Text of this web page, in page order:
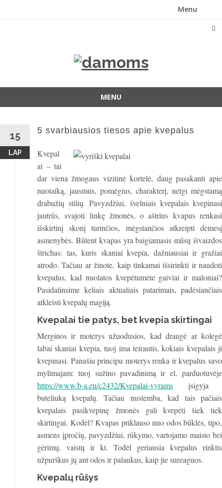
Menu
MENU
content
15
LAP
5 svarbiausios tiesos apie kvepalus
Kvepal
ai – tai
dar viena žmogaus vizitinė kortelė, daug pasakanti apie
nuotaiką, jausmus, pomėgius, charakterį, netgi mėgstamą
drabužių stilių. Pavyzdžiui, švelniais kvepalais kvepinasi
jautrūs, svajoti linkę žmonės, o aštrius kvapus renkasi
išskirtinį skonį turinčios, mėgstančios atkreipti dėmesį
asmenybės. Būtent kvapas yra baigiamasis mūsų išvaizdos
štrichas: tas, kuris skaniai kvepia, dažniausiai ir gražiai
atrodo. Tačiau ar žinote, kaip tinkamai išsirinkti ir naudoti
kvepalus, kad nuolatos kvepėtumėte gaiviai ir maloniai?
Pasidalinsime keliais aktualiais patarimais, padėsiančiais
atkleisti kvepalų magiją.
Kvepalai tie patys, bet kvepia skirtingai
Merginos ir moterys užuodusios, kad draugė ar kolegė
labai skaniai kvepia, tuoj ima teirautis, kokiais kvepalais ji
kvepinasi. Panašiu principu moterys renka ir kvepalus savo
mylimajam: tuoj sužino pavadinimą ir el. parduotuvėje
https://www.b-a.eu/c2432/Kvepalai-vyrams įsigyja
buteliuką kvepalų. Tačiau nustemba, kad tais pačiais
kvepalais pasikvepinę žmonės gali kvepėti šiek tiek
skirtingai. Kodėl? Kvapas priklauso nuo odos būklės, tipo,
asmens įpročių, pavyzdžiui, rūkymo, vartojamo maisto bei
gėrimų, vaistų ir kt. Todėl geriausia kvepalus rinktis
užpurškus jų ant odos ir palaukus, kaip jie sureaguos.
Kvepalų rūšys